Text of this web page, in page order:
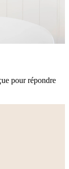
pour répondre